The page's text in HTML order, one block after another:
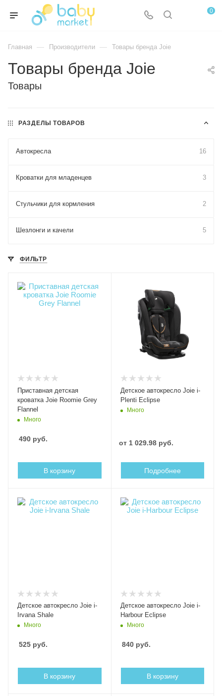
0
Главная — Производители — Товары бренда Joie
Товары бренда Joie
Товары
РАЗДЕЛЫ ТОВАРОВ
Автокресла 16
Кроватки для младенцев 3
Стульчики для кормления 2
Шезлонги и качели 5
ФИЛЬТР
Приставная детская
кроватка Joie Roomie Grey
Flannel
Много
490 руб.
В корзину
Детское автокресло Joie i-
Plenti Eclipse
Много
от 1 029.98 руб.
Подробнее
Детское автокресло Joie i-
Irvana Shale
Много
525 руб.
В корзину
Детское автокресло Joie i-
Harbour Eclipse
Много
840руб.
В корзину